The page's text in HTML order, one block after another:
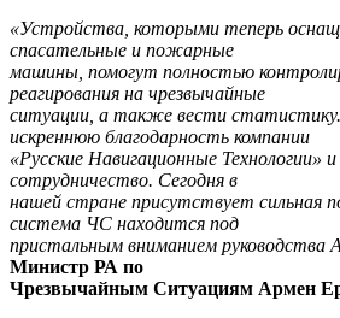
«Устройства, которыми теперь
спасательные и пожарные
машины, помогут полностью
реагирования на чрезвычайные
ситуации, а также вести
искреннюю благодарность компании
«Русские Навигационные Технологии»
сотрудничество. Сегодня в
нашей стране присутствует сильная
система ЧС находится под
пристальным вниманием руководства
Министр РА по
Чрезвычайным Ситуациям Армен